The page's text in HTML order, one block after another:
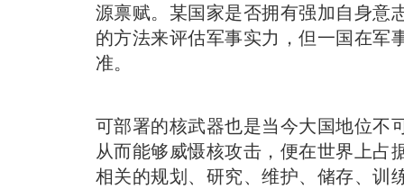
源禀赋。某国家是否拥有强加自身意
的方法来评估军事实力，但一国在军
准。
可部署的核武器也是当今大国地位不
从而能够威慑核攻击，便在世界上占
相关的规划、研究、维护、储存、训